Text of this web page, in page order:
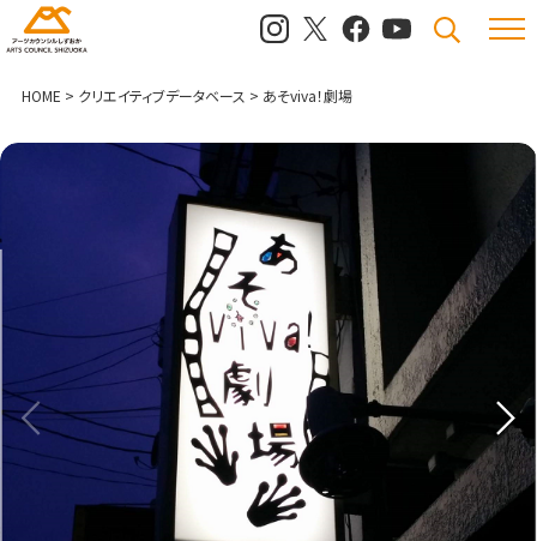
メニュ
検索
HOME > クリエイティブデータベース > あそviva！劇場